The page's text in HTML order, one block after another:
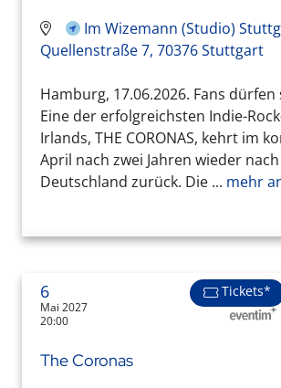
Im Wizemann (Studio)
Quellenstraße 7, 70376 Stuttgart
Hamburg, 17.06.2026. Fans
Eine der erfolgreichsten Indie-
Irlands, THE CORONAS, kehrt im
April nach zwei Jahren wieder nach
Deutschland zurück. Die ... mehr
6
Mai 2027
20:00
Tickets*
The Coronas